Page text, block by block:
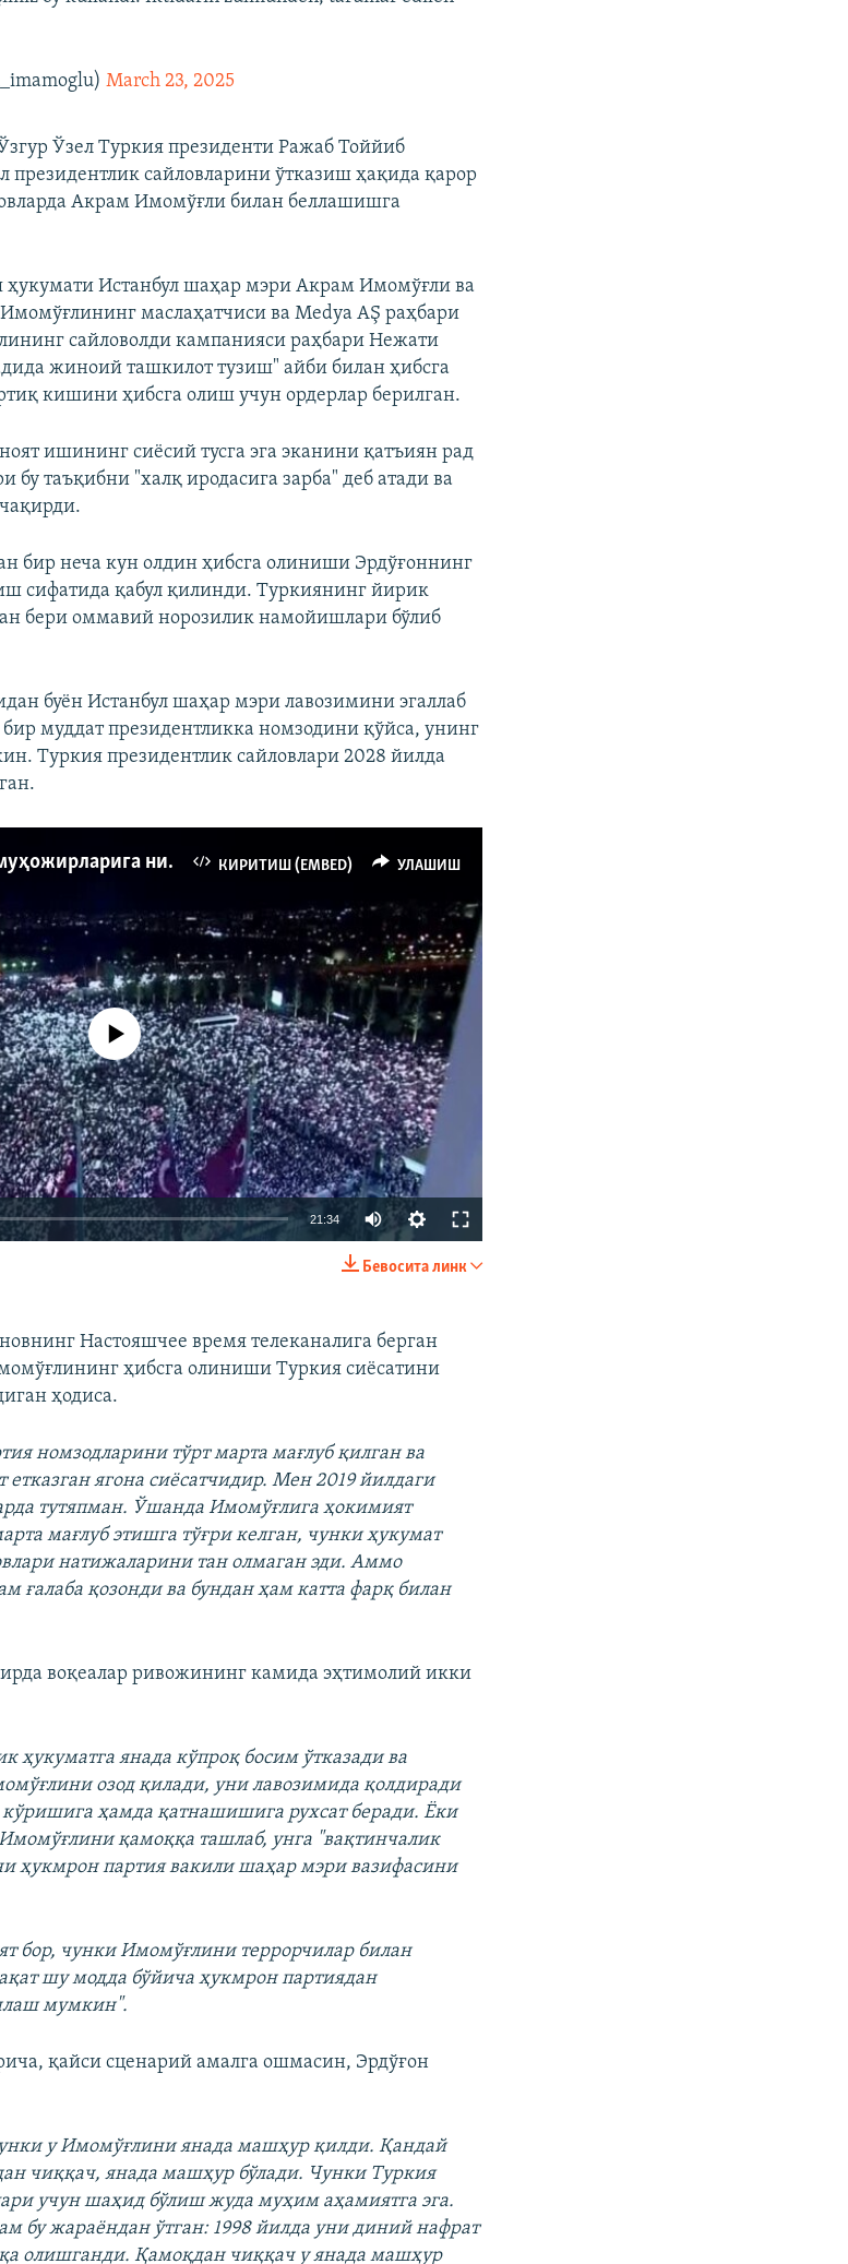
March 23, 2025
Ўзел Туркия президенти Ражаб Тоййиб
президентлик сайловларини ўтказиш ҳақида қарор
Акрам Имомўғли билан беллашишга
ҳукумати Истанбул шаҳар мэри Акрам Имомўғли ва
маслаҳатчиси ва Medya AŞ раҳбари
сайловолди кампанияси раҳбари Нежати
жиноий ташкилот тузиш" айби билан ҳибсга
кишини ҳибсга олиш учун ордерлар берилган.
ишининг сиёсий тусга эга эканини қатъиян рад
бу таъқибни "халқ иродасига зарба" деб атади ва
бир неча кун олдин ҳибсга олиниши Эрдўғоннинг
сифатида қабул қилинди. Туркиянинг йирик
бери оммавий норозилик намойишлари бўлиб
буён Истанбул шаҳар мэри лавозимини эгаллаб
муддат президентликка номзодини қўйса, унинг
Туркия президентлик сайловлари 2028 йилда
КИРИТИШ (EMBED) УЛАШИШ
Эрдўғон ғалабаси ўзбек муҳожирларига нима беради?
240p
720p 1080p
медиа-манба мавжуд эмас
21:34 Auto
480p
720p
Бевосита линк
Настояшчее время телеканалига берган
ҳибсга олиниши Туркия сиёсатини
ҳодиса.
номзодларини тўрт марта мағлуб қилган ва
етказган ягона сиёсатчидир. Мен 2019 йилдаги
тутяпман. Ўшанда Имомўғлига ҳокимият
мағлуб этишга тўғри келган, чунки ҳукумат
натижаларини тан олмаган эди. Аммо
ғалаба қозонди ва бундан ҳам катта фарқ билан
воқеалар ривожининг камида эҳтимолий икки
ҳукуматга янада кўпроқ босим ўтказади ва
озод қилади, уни лавозимида қолдиради
кўришига ҳамда қатнашишига рухсат беради. Ёки
қамоққа ташлаб, унга "вақтинчалик
ҳукмрон партия вакили шаҳар мэри вазифасини
бор, чунки Имомўғлини террорчилар билан
шу модда бўйича ҳукмрон партиядан
мумкин".
қайси сценарий амалга ошмасин, Эрдўғон
у Имомўғлини янада машҳур қилди. Қандай
чиққач, янада машҳур бўлади. Чунки Туркия
учун шаҳид бўлиш жуда муҳим аҳамиятга эга.
бу жараёндан ўтган: 1998 йилда уни диний нафрат
олишганди. Қамоқдан чиққач у янада машҳур